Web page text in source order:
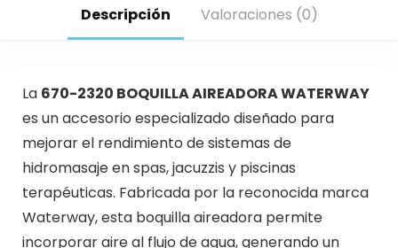
Descripción Valoraciones (0)
La 670-2320 BOQUILLA AIREADORA WATERWAY
es un accesorio especializado diseñado para
mejorar el rendimiento de sistemas de
hidromasaje en spas, jacuzzis y piscinas
terapéuticas. Fabricada por la reconocida marca
Waterway, esta boquilla aireadora permite
incorporar aire al flujo de agua, generando un